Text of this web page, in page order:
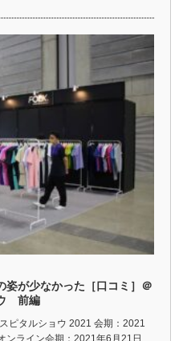
姿が少なかった［口コミ］＠
前編
ピタルショウ 2021 会期：2021
ンライン会期：2021年6月21日